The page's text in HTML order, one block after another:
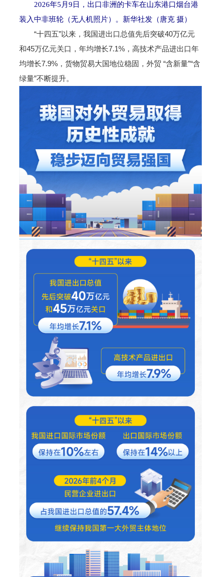
2026年5月9日，出口非洲的卡车在山东港口烟台港
装入中非班轮（无人机照片）。新华社发（唐克 摄）
“十四五”以来，我国进出口总值先后突破40万亿元
和45万亿元关口，年均增长7.1%，高技术产品进出口年
均增长7.9%，货物贸易大国地位稳固，外贸 “含新量”“含
绿量”不断提升。